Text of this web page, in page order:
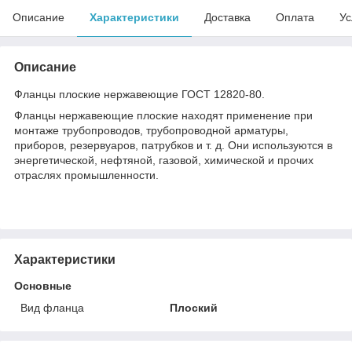
Описание Характеристики Доставка Оплата
Описание
Фланцы плоские нержавеющие ГОСТ 12820-80.
Фланцы нержавеющие плоские находят применение при
монтаже трубопроводов, трубопроводной арматуры,
приборов, резервуаров, патрубков и т. д. Они используются в
энергетической, нефтяной, газовой, химической и прочих
отраслях промышленности.
Характеристики
Основные
Вид фланца
Плоский